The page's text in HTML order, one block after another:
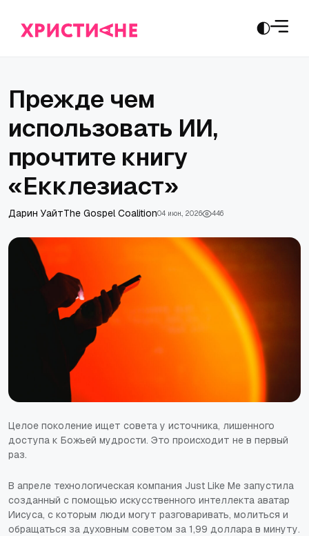
Прежде чем
использовать ИИ,
прочтите книгу
«Екклезиаст»
Дарин УайтThe Gospel Coalition04 июн., 2026 446
Целое поколение ищет совета у источника, лишенного
доступа к Божьей мудрости. Это происходит не в первый
раз.
В апреле технологическая компания Just Like Me запустила
созданный с помощью искусственного интеллекта аватар
Иисуса, с которым люди могут разговаривать, молиться и
обращаться за духовным советом за 1,99 доллара в минуту.